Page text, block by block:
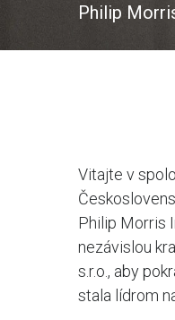
Philip
Vitajte v
Philip Morris
nezávislou
s.r.o., aby
stala lídrom